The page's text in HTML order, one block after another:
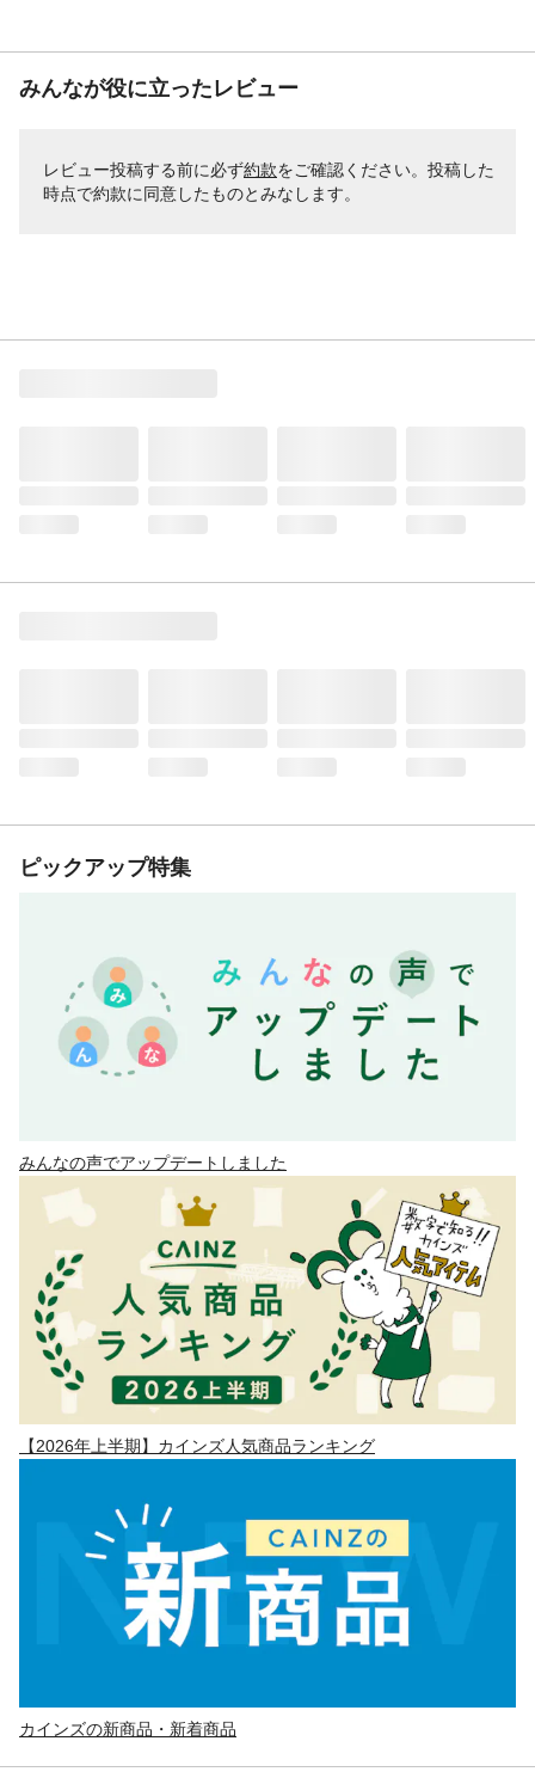
みんなが役に立ったレビュー
レビュー投稿する前に必ず約款をご確認ください。投稿した
時点で約款に同意したものとみなします。
ピックアップ特集
みんなの声でアップデートしました
【2026年上半期】カインズ人気商品ランキング
カインズの新商品・新着商品